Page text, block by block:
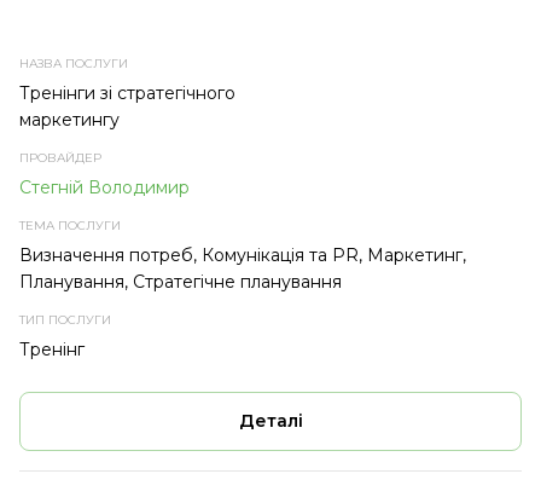
НАЗВА ПРОВАЙДЕР
Тренінги зі стратегічного
маркетингу
Стегній Володимир
Визначення потреб, Комунікація та PR, Маркетинг,
Планування, Стратегічне планування
Тренінг
Деталі